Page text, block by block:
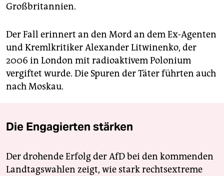
Großbritannien.
Der Fall erinnert an den Mord an dem Ex-Agenten
und Kremlkritiker Alexander Litwinenko, der
2006 in London mit radioaktivem Polonium
vergiftet wurde. Die Spuren der Täter führten auch
nach Moskau.
Die Engagierten stärken
Der drohende Erfolg der AfD bei den kommenden
Landtagswahlen zeigt, wie stark rechtsextreme